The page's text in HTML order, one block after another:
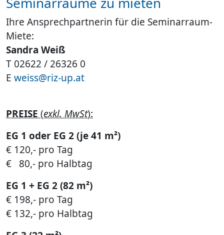
Ihre Ansprechpartnerin für die Seminarraum-
Miete:
Sandra Weiß
T 02622 / 26326 0
E weiss@riz-up.at
PREISE (exkl. MwSt):
EG 1 oder EG 2 (je 41 m²)
€ 120,- pro Tag
€ 80,- pro Halbtag
EG 1 + EG 2 (82 m²)
€ 198,- pro Tag
€ 132,- pro Halbtag